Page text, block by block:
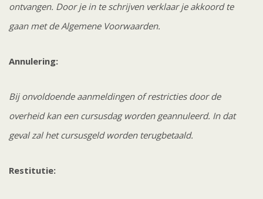
ontvangen. Door je in te schrijven verklaar je akkoord te
gaan met de Algemene Voorwaarden.
Annulering:
Bij onvoldoende aanmeldingen of restricties door de
overheid kan een cursusdag worden geannuleerd. In dat
geval zal het cursusgeld worden terugbetaald.
Restitutie: